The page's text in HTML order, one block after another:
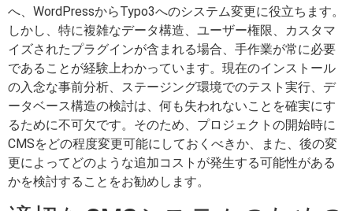
へ、WordPressからTypo3へのシステム変更に役立ちます。
しかし、特に複雑なデータ構造、ユーザー権限、カスタマ
イズされたプラグインが含まれる場合、手作業が常に必要
であることが経験上わかっています。現在のインストール
の入念な事前分析、ステージング環境でのテスト実行、デ
ータベース構造の検討は、何も失われないことを確実にす
るために不可欠です。そのため、プロジェクトの開始時に
CMSをどの程度変更可能にしておくべきか、また、後の変
更によってどのような追加コストが発生する可能性がある
かを検討することをお勧めします。